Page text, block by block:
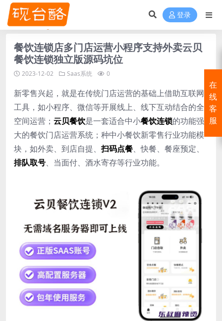
登录
餐饮连锁店多门店运营小程序支持外卖云贝
餐饮连锁独立版源码坑位
2023-12-02 Saas系统 0
新零售兴起，就是在传统门店运营的基础上借助互联网
工具，如小程序、微信等开展线上、线下互动结合的全
空间运营； 云贝餐饮是一套适合中小餐饮连锁的功能强
大的餐饮门店运营系统；种中小餐饮新零售行业功能模
块，如外卖、到店自提、扫码点餐、快餐、餐座预定、
排队取号、当面付、酒水寄存等行业功能。
在
线
客
服